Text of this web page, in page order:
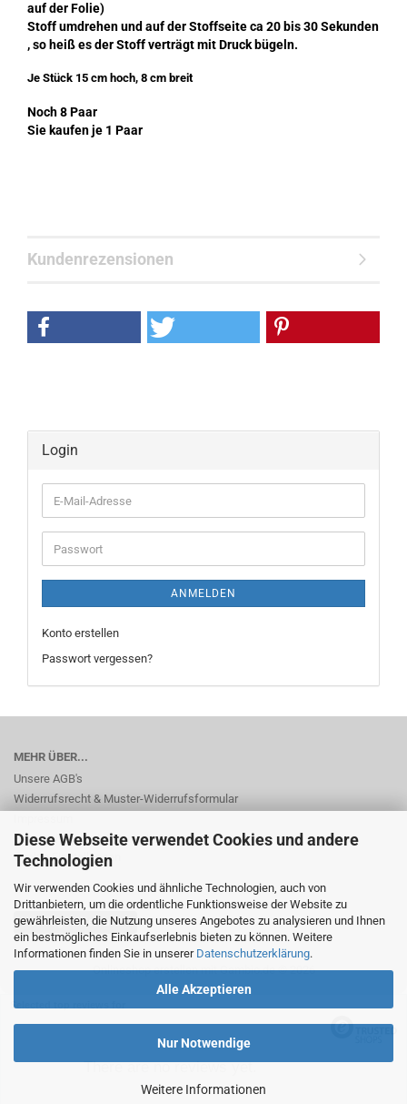
Diese Webseite verwendet Cookies und andere
Technologien
Wir verwenden Cookies und ähnliche Technologien, auch von
Drittanbietern, um die ordentliche Funktionsweise der Website zu
gewährleisten, die Nutzung unseres Angebotes zu analysieren und Ihnen
ein bestmögliches Einkaufserlebnis bieten zu können. Weitere
Informationen finden Sie in unserer Datenschutzerklärung.
Alle Akzeptieren
Nur Notwendige
Weitere Informationen
auf der Folie)
Stoff umdrehen und auf der Stoffseite ca 20 bis 30 Sekunden
, so heiß es der Stoff verträgt mit Druck bügeln.
​Je Stück 15 cm hoch, 8 cm breit
Noch 8 Paar
Sie kaufen je 1 Paar
Kundenrezensionen
Login
E-
Mail-
Adresse
Passwort
ANMELDEN
Konto erstellen
Passwort vergessen?
MEHR ÜBER...
Unsere AGB's
Widerrufsrecht & Muster-Widerrufsformular
Privatsphäre und Datenschutz
Cookie Einstellungen
Vertrag widerrufen
Onlineshop erstellenmit Gambio.de © 2026
Selected top reviews for
There are no reviews yet.